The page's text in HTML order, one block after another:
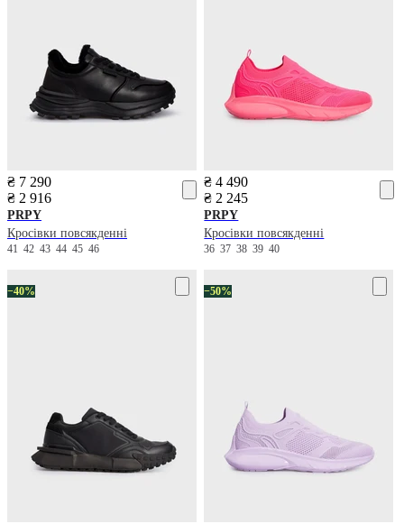
₴ 7 290
₴ 2 916
PRPY
Кросівки повсякденні
41 42 43 44 45 46
₴ 4 490
₴ 2 245
PRPY
Кросівки повсякденні
3637383940
−40% −50%